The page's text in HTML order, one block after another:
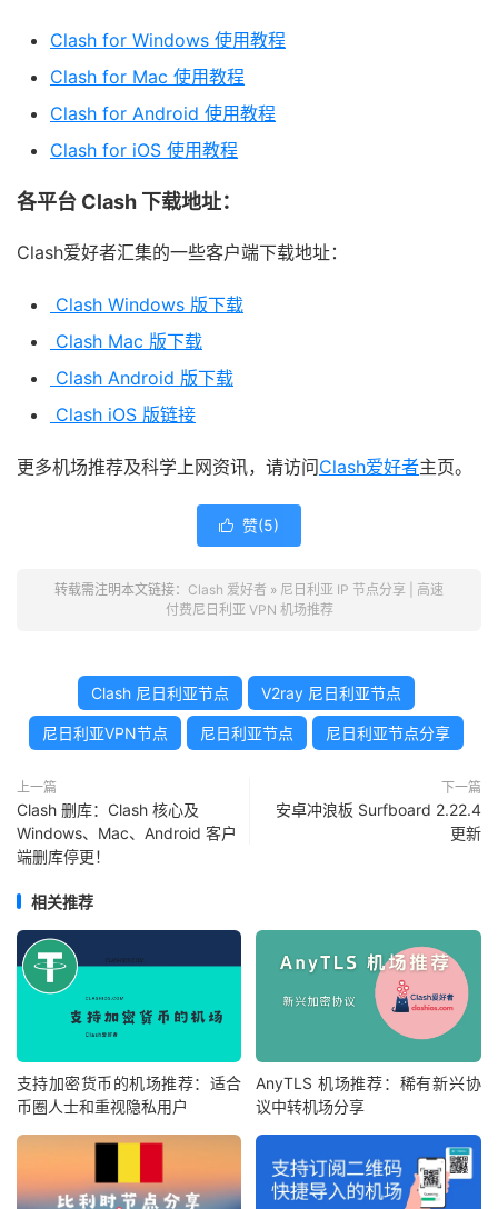
Clash for Windows 使用教程
Clash for Mac 使用教程
Clash for Android 使用教程
Clash for iOS 使用教程
各平台 Clash 下载地址：
Clash爱好者汇集的一些客户端下载地址：
Clash Windows 版下载
Clash Mac 版下载
Clash Android 版下载
Clash iOS 版链接
更多机场推荐及科学上网资讯，请访问Clash爱好者主页。
 赞(5)
转载需注明本文链接： Clash 爱好者 » 尼日利亚 IP 节点分享 | 高速
付费尼日利亚 VPN 机场推荐
Clash 尼日利亚节点 V2ray 尼日利亚节点
尼日利亚VPN节点 尼日利亚节点 尼日利亚节点分享
上一篇
Clash 删库：Clash 核心及
Windows、Mac、Android 客户
端删库停更！
下一篇
安卓冲浪板 Surfboard 2.22.4
更新
相关推荐
支持加密货币的机场推荐：适合
币圈人士和重视隐私用户
AnyTLS 机场推荐：稀有新兴协
议中转机场分享